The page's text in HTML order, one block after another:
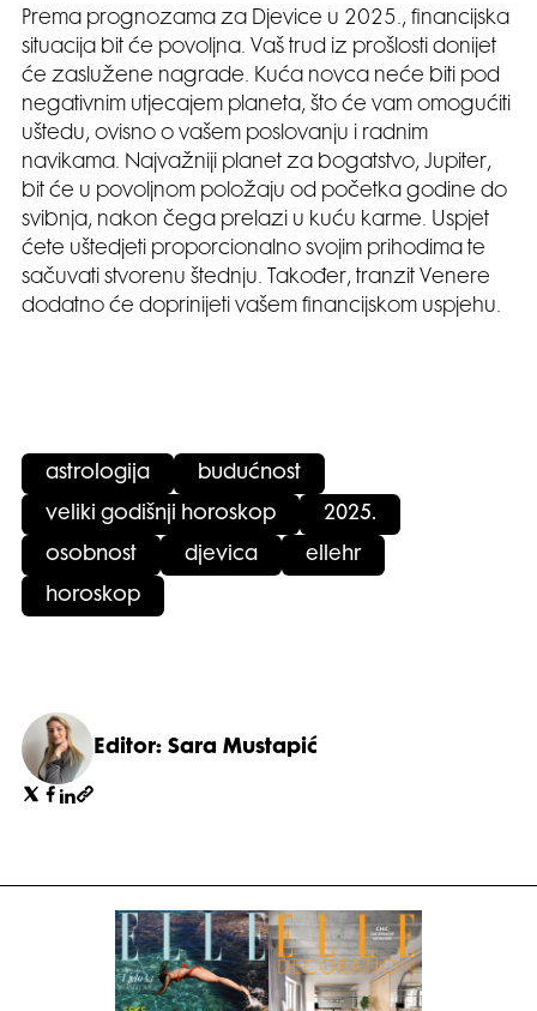
Prema prognozama za Djevice u 2025., financijska
situacija bit će povoljna. Vaš trud iz prošlosti donijet
će zaslužene nagrade. Kuća novca neće biti pod
negativnim utjecajem planeta, što će vam omogućiti
uštedu, ovisno o vašem poslovanju i radnim
navikama. Najvažniji planet za bogatstvo, Jupiter,
bit će u povoljnom položaju od početka godine do
svibnja, nakon čega prelazi u kuću karme. Uspjet
ćete uštedjeti proporcionalno svojim prihodima te
sačuvati stvorenu štednju. Također, tranzit Venere
dodatno će doprinijeti vašem financijskom uspjehu.
astrologija budućnost
veliki godišnji horoskop 2025.
osobnost djevica ellehr
horoskop
Editor: Sara Mustapić